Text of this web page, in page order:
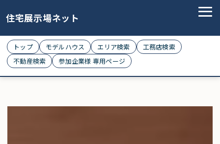
住宅展示場ネット
トップ モデルハウス エリア検索
工務店検索
不動産検索
参加企業様 専用ページ